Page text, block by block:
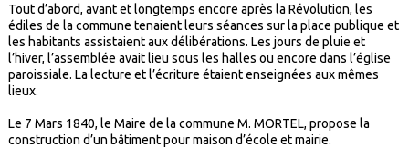
Tout d’abord, avant et longtemps encore après la Révolution, les
édiles de la commune tenaient leurs séances sur la place publique et
les habitants assistaient aux délibérations. Les jours de pluie et
l’hiver, l’assemblée avait lieu sous les halles ou encore dans l’église
paroissiale. La lecture et l’écriture étaient enseignées aux mêmes
lieux.
Le 7 Mars 1840, le Maire de la commune M. MORTEL, propose la
construction d’un bâtiment pour maison d’école et mairie.